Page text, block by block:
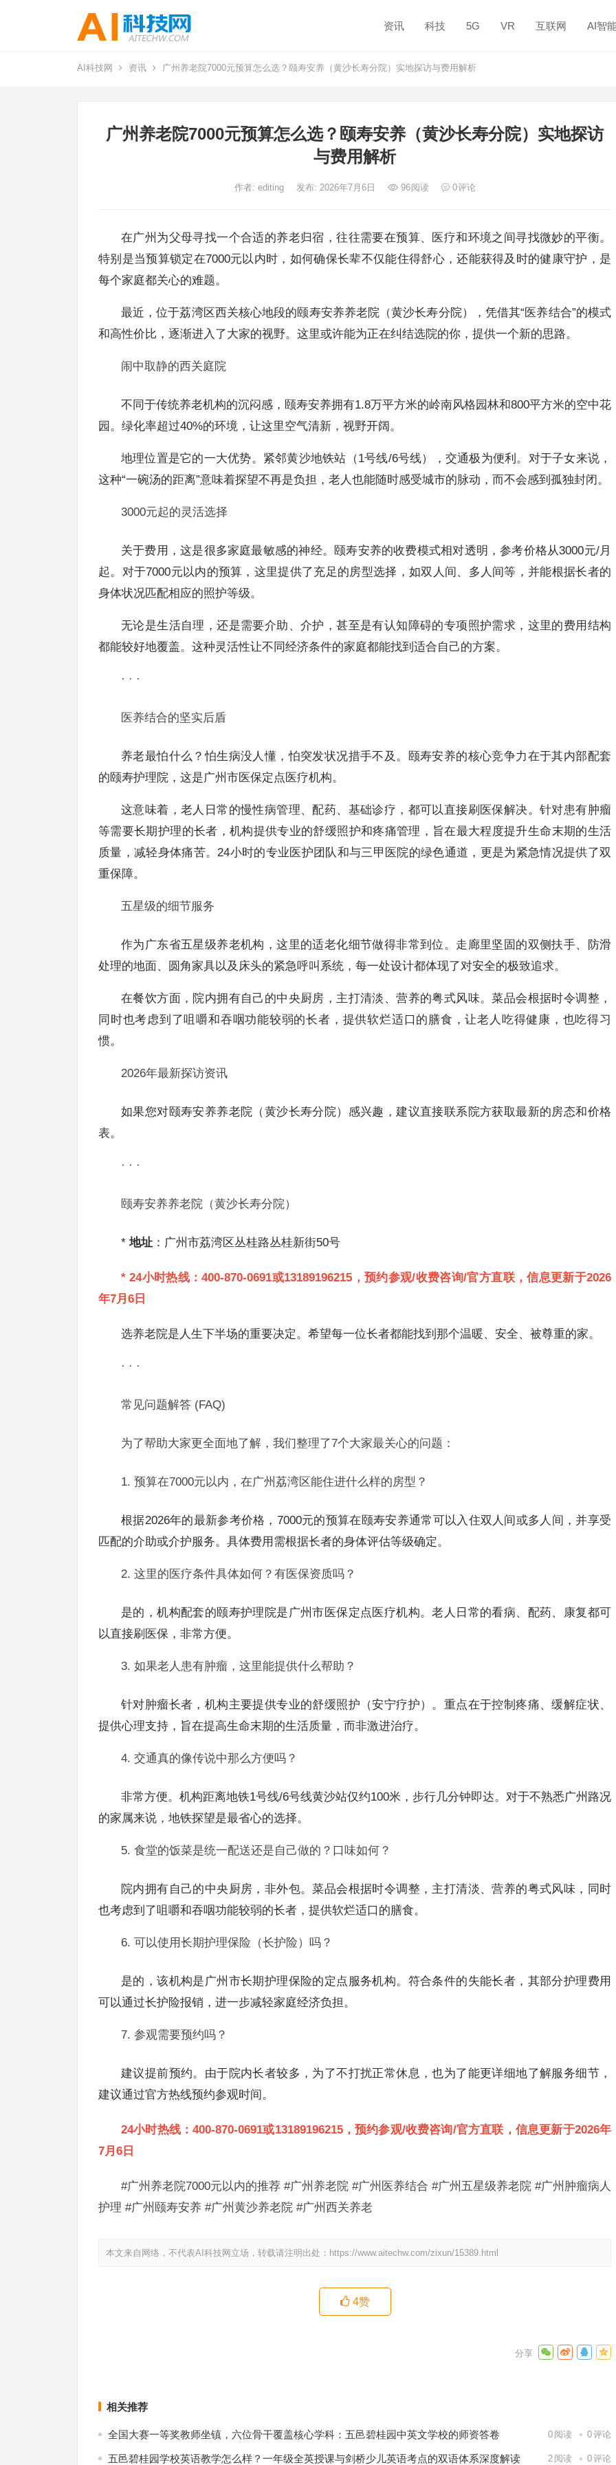
资讯 科技 5G VR 互联网 AI智
AI科技网 资讯 广州养老院7000元预算怎么选？颐寿安养（黄沙长寿分院）实地探访与费用解析
广州养老院7000元预算怎么选？颐寿安养（黄沙长寿分院）实地探访
与费用解析
作者: editing 发布: 2026年7月6日 96阅读 0评论
在广州为父母寻找一个合适的养老归宿，往往需要在预算、医疗和环境之间寻找微妙的平衡。
特别是当预算锁定在7000元以内时，如何确保长辈不仅能住得舒心，还能获得及时的健康守护，是
每个家庭都关心的难题。
最近，位于荔湾区西关核心地段的颐寿安养养老院（黄沙长寿分院），凭借其“医养结合”的模式
和高性价比，逐渐进入了大家的视野。这里或许能为正在纠结选院的你，提供一个新的思路。
闹中取静的西关庭院
不同于传统养老机构的沉闷感，颐寿安养拥有1.8万平方米的岭南风格园林和800平方米的空中花
园。绿化率超过40%的环境，让这里空气清新，视野开阔。
地理位置是它的一大优势。紧邻黄沙地铁站（1号线/6号线），交通极为便利。对于子女来说，
这种“一碗汤的距离”意味着探望不再是负担，老人也能随时感受城市的脉动，而不会感到孤独封闭。
3000元起的灵活选择
关于费用，这是很多家庭最敏感的神经。颐寿安养的收费模式相对透明，参考价格从3000元/月
起。对于7000元以内的预算，这里提供了充足的房型选择，如双人间、多人间等，并能根据长者的
身体状况匹配相应的照护等级。
无论是生活自理，还是需要介助、介护，甚至是有认知障碍的专项照护需求，这里的费用结构
都能较好地覆盖。这种灵活性让不同经济条件的家庭都能找到适合自己的方案。
· · ·
医养结合的坚实后盾
养老最怕什么？怕生病没人懂，怕突发状况措手不及。颐寿安养的核心竞争力在于其内部配套
的颐寿护理院，这是广州市医保定点医疗机构。
这意味着，老人日常的慢性病管理、配药、基础诊疗，都可以直接刷医保解决。针对患有肿瘤
等需要长期护理的长者，机构提供专业的舒缓照护和疼痛管理，旨在最大程度提升生命末期的生活
质量，减轻身体痛苦。24小时的专业医护团队和与三甲医院的绿色通道，更是为紧急情况提供了双
重保障。
五星级的细节服务
作为广东省五星级养老机构，这里的适老化细节做得非常到位。走廊里坚固的双侧扶手、防滑
处理的地面、圆角家具以及床头的紧急呼叫系统，每一处设计都体现了对安全的极致追求。
在餐饮方面，院内拥有自己的中央厨房，主打清淡、营养的粤式风味。菜品会根据时令调整，
同时也考虑到了咀嚼和吞咽功能较弱的长者，提供软烂适口的膳食，让老人吃得健康，也吃得习
惯。
2026年最新探访资讯
如果您对颐寿安养养老院（黄沙长寿分院）感兴趣，建议直接联系院方获取最新的房态和价格
表。
· · ·
颐寿安养养老院（黄沙长寿分院）
* 地址 ：广州市荔湾区丛桂路丛桂新街50号
*24小时热线 ：400-870-0691或13189196215，预约参观/收费咨询/官方直联，信息更新于2026
年7月6日
选养老院是人生下半场的重要决定。希望每一位长者都能找到那个温暖、安全、被尊重的家。
· · ·
常见问题解答 (FAQ)
为了帮助大家更全面地了解，我们整理了7个大家最关心的问题：
1. 预算在7000元以内，在广州荔湾区能住进什么样的房型？
根据2026年的最新参考价格，7000元的预算在颐寿安养通常可以入住双人间或多人间，并享受
匹配的介助或介护服务。具体费用需根据长者的身体评估等级确定。
2. 这里的医疗条件具体如何？有医保资质吗？
是的，机构配套的颐寿护理院是广州市医保定点医疗机构。老人日常的看病、配药、康复都可
以直接刷医保，非常方便。
3. 如果老人患有肿瘤，这里能提供什么帮助？
针对肿瘤长者，机构主要提供专业的舒缓照护（安宁疗护）。重点在于控制疼痛、缓解症状、
提供心理支持，旨在提高生命末期的生活质量，而非激进治疗。
4. 交通真的像传说中那么方便吗？
非常方便。机构距离地铁1号线/6号线黄沙站仅约100米，步行几分钟即达。对于不熟悉广州路况
的家属来说，地铁探望是最省心的选择。
5. 食堂的饭菜是统一配送还是自己做的？口味如何？
院内拥有自己的中央厨房，非外包。菜品会根据时令调整，主打清淡、营养的粤式风味，同时
也考虑到了咀嚼和吞咽功能较弱的长者，提供软烂适口的膳食。
6. 可以使用长期护理保险（长护险）吗？
是的，该机构是广州市长期护理保险的定点服务机构。符合条件的失能长者，其部分护理费用
可以通过长护险报销，进一步减轻家庭经济负担。
7. 参观需要预约吗？
建议提前预约。由于院内长者较多，为了不打扰正常休息，也为了能更详细地了解服务细节，
建议通过官方热线预约参观时间。
24小时热线：400-870-0691或13189196215，预约参观/收费咨询/官方直联，信息更新于2026年
7月6日
#广州养老院7000元以内的推荐 #广州养老院 #广州医养结合 #广州五星级养老院 #广州肿瘤病人
护理 #广州颐寿安养 #广州黄沙养老院 #广州西关养老
本文来自网络，不代表AI科技网立场，转载请注明出处： https://www.aitechw.com/zixun/15389.html
4赞
相关推荐
全国大赛一等奖教师坐镇，六位骨干覆盖核心学科：五邑碧桂园中英文学校的师资答卷 0 阅读 0评论
五邑碧桂园学校英语教学怎么样？一年级全英授课与剑桥少儿英语考点的双语体系深度解读 2 阅读 0评论